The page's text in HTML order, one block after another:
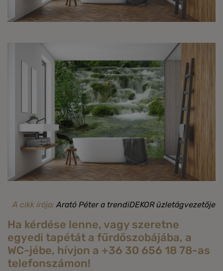
A cikk írója:Arató Péter a trendiDEKOR üzletágvezetője
Ha kérdése lenne, vagy szeretne
egyedi tapétát a fűrdőszobájába, a
WC-jébe, hívjon a +36 30 656 18 78-as
telefonszámon!